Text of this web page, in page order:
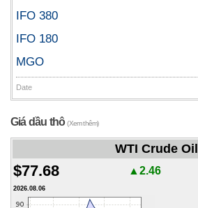
IFO 380
IFO 180
MGO
Date
Giá dầu thô(Xem thêm)
WTI Crude Oil
$77.68 ▲2.46
2026.08.06